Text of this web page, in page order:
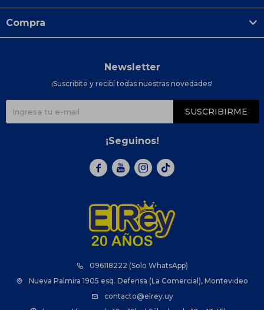
096118222 (Solo WhatsApp)
Nueva Palmira 1905 esq. Defensa (La Comercial), Montevideo
contacto@elrey.uy
Compra
Newsletter
¡Suscribite y recibí todas nuestras novedades!
SUSCRIBIRME
¡Seguinos!
  